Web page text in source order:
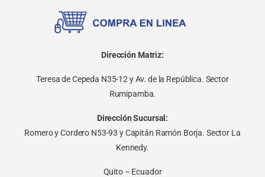
Dirección Matriz:
Teresa de Cepeda N35-12 y Av. de la República. Sector
Rumipamba.
Dirección Sucursal:
Romero y Cordero N53-93 y Capitán Ramón Borja. Sector La
Kennedy.
Quito – Ecuador